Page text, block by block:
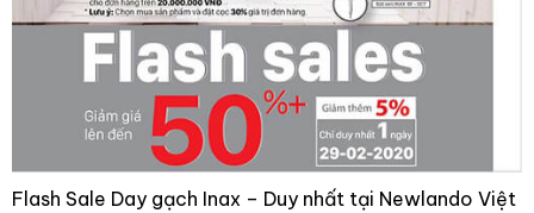
Flash Sale Day gạch Inax – Duy nhất tại Newlando Việt